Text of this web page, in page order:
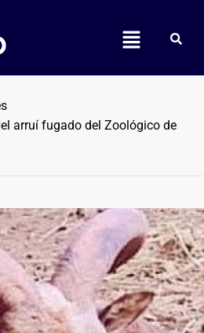
arruí fugado del Zoológico de